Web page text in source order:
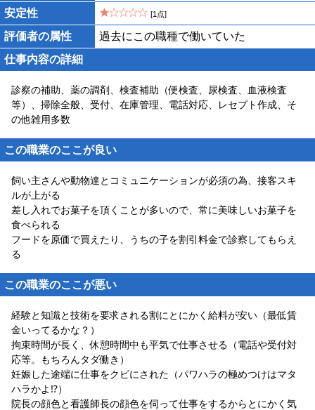
安定性 [1点]
評価者の属性
過去にこの職種で働いていた
仕事内容の詳細
診察の補助、薬の調剤、検査補助（便検査、尿検査、血液検査
等）、掃除全般、受付、在庫管理、電話対応、レセプト作成、そ
の他雑用多数
この職業のここが良い
飼い主さんや動物達とコミュニケーションが必須の為、接客スキ
ルが上がる
差し入れでお菓子を頂くことが多いので、常に美味しいお菓子を
食べられる
フードを原価で買えたり、うちの子を割引料金で診察してもらえ
る
この職業のここが悪い
経験と知識と技術を要求される割にとにかく給料が安い（最低賃
金いってるかな？）
拘束時間が長く、休憩時間中も平気で仕事させる（電話や受付対
応等。もちろんタダ働き）
妊娠した途端に仕事をクビにされた（パワハラの極めつけはマタ
ハラかよ⁉︎）
院長の顔色と看護師長の顔色を伺って仕事をするからとにかく気